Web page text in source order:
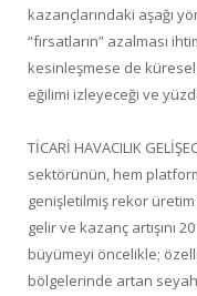
kazançlarındaki aşağı
“fırsatların” azalması
kesinleşmese de
eğilimi izleyeceği ve
TİCARİ HAVACILIK
sektörünün, hem
genişletilmiş rekor
gelir ve kazanç artışını
büyümeyi öncelikle;
bölgelerinde artan